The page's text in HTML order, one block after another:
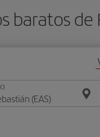
baratos de